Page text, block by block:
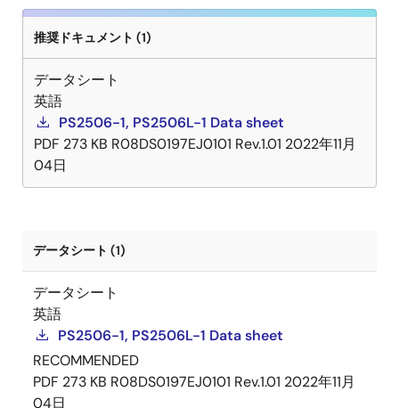
推奨ドキュメント (1)
データシート
英語
PS2506-1, PS2506L-1 Data sheet
PDF 273 KB R08DS0197EJ0101 Rev.1.01 2022年11月
04日
データシート (1)
データシート
英語
PS2506-1, PS2506L-1 Data sheet
RECOMMENDED
PDF 273 KB R08DS0197EJ0101 Rev.1.01 2022年11月
04日